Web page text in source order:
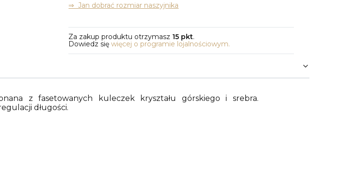
⇒ Jan dobrać rozmiar naszyjnika
Za zakup produktu otrzymasz 15 pkt.
Dowiedz sięwięcej o programie lojalnościowym.
z fasetowanych kuleczek kryształu górskiego i srebra.
długości.